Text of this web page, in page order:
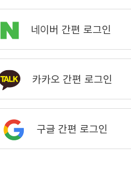
네이버 간편 로그인
카카오 간편 로그인
구글 간편 로그인